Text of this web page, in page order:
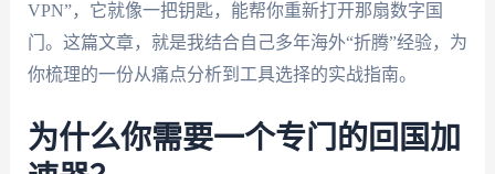
VPN”，它就像一把钥匙，能帮你重新打开那扇数字国
门。这篇文章，就是我结合自己多年海外“折腾”经验，为
你梳理的一份从痛点分析到工具选择的实战指南。
为什么你需要一个专门的回国加